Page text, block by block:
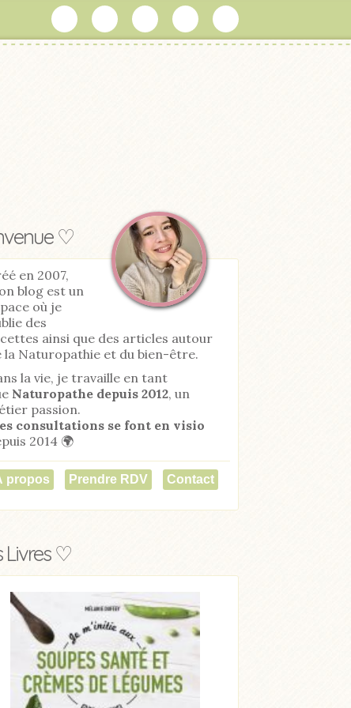
♡
en 2007,
blog est un
où je
des
ainsi que des articles autour
la Naturopathie et du bien-être.
la vie, je travaille en tant
Naturopathe depuis 2012, un
passion.
consultations se font en visio
2014 🌍
propos Prendre RDV Contact
Livres ♡